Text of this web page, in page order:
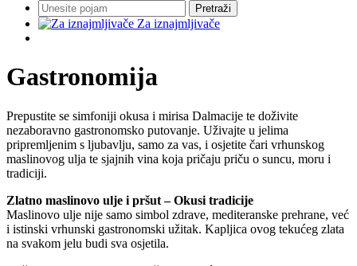
Za iznajmljivače
Gastronomija
Prepustite se simfoniji okusa i mirisa Dalmacije te doživite
nezaboravno gastronomsko putovanje. Uživajte u jelima
pripremljenim s ljubavlju, samo za vas, i osjetite čari vrhunskog
maslinovog ulja te sjajnih vina koja pričaju priču o suncu, moru i
tradiciji.
Zlatno maslinovo ulje i pršut – Okusi tradicije
Maslinovo ulje nije samo simbol zdrave, mediteranske prehrane, već
i istinski vrhunski gastronomski užitak. Kapljica ovog tekućeg zlata
na svakom jelu budi sva osjetila.